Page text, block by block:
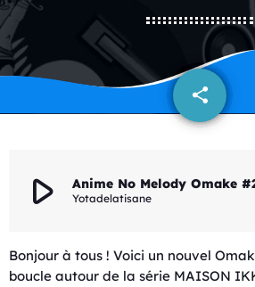
share
email
play_arrow Yotadelatisane
Bonjour à tous ! Voici un nouvel
boucle autour de la série MAISON